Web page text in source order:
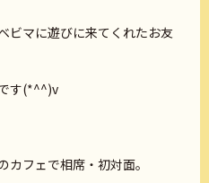
ビマに遊びに来てくれたお友
す(*^^)v
カフェで相席・初対面。